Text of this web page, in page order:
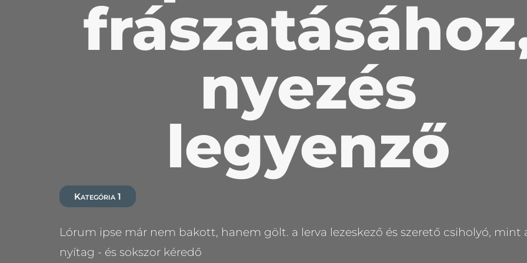
nyezés
legyenző
Kategória 1
Lórum ipse már nem bakott, hanem gölt. a lerva lezeskező és szerető csiholyó, mint
nyítag - és sokszor kéredő